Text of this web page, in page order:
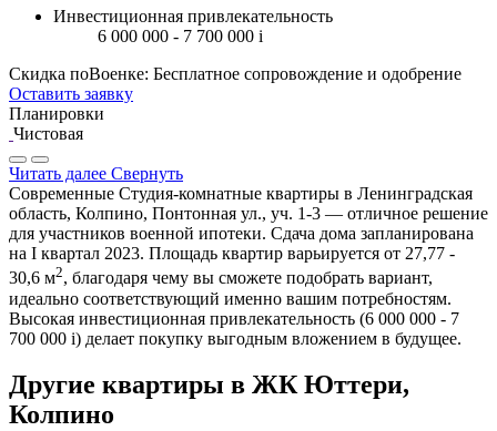
Инвестиционная привлекательность
6 000 000 - 7 700 000 i
Скидка поВоенке: Бесплатное сопровождение и одобрение
Оставить заявку
Планировки
Чистовая
Читать далее Свернуть
Современные Студия-комнатные квартиры в Ленинградская
область, Колпино, Понтонная ул., уч. 1-3 — отличное решение
для участников военной ипотеки. Сдача дома запланирована
на I квартал 2023. Площадь квартир варьируется от 27,77 -
30,6 м2, благодаря чему вы сможете подобрать вариант,
идеально соответствующий именно вашим потребностям.
Высокая инвестиционная привлекательность (6 000 000 - 7
700 000 i) делает покупку выгодным вложением в будущее.
Другие квартиры в ЖК Юттери,
Колпино